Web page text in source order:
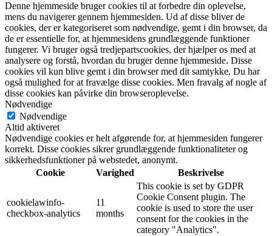
Denne hjemmeside bruger cookies til at forbedre din oplevelse,
mens du navigerer gennem hjemmesiden. Ud af disse bliver de
cookies, der er kategoriseret som nødvendige, gemt i din browser, da
de er essentielle for, at hjemmesidens grundlæggende funktioner
fungerer. Vi bruger også tredjepartscookies, der hjælper os med at
analysere og forstå, hvordan du bruger denne hjemmeside. Disse
cookies vil kun blive gemt i din browser med dit samtykke. Du har
også mulighed for at fravælge disse cookies. Men fravalg af nogle af
disse cookies kan påvirke din browseroplevelse.
Nødvendige
Nødvendige
Altid aktiveret
Nødvendige cookies er helt afgørende for, at hjemmesiden fungerer
korrekt. Disse cookies sikrer grundlæggende funktionaliteter og
sikkerhedsfunktioner på webstedet, anonymt.
Cookie
Varighed Beskrivelse
cookielawinfo-
checkbox-analytics
11
months
This cookie is set by GDPR
Cookie Consent plugin. The
cookie is used to store the user
consent for the cookies in the
category "Analytics".